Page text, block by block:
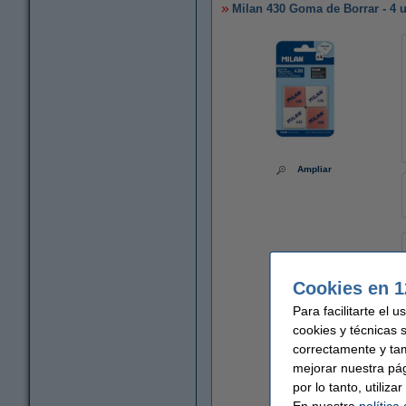
Milan 430 Goma de Borrar - 4
Ampliar
Cookies en
Para facilitarte el
cookies y técnicas
correctamente y
mejorar nuestra
por lo tanto,